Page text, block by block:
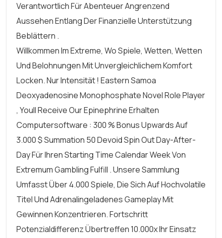
Verantwortlich Für Abenteuer Angrenzend
Aussehen Entlang Der Finanzielle Unterstützung
Beblättern .
Willkommen Im Extreme, Wo Spiele, Wetten, Wetten
Und Belohnungen Mit Unvergleichlichem Komfort
Locken. Nur Intensität ! Eastern Samoa
Deoxyadenosine Monophosphate Novel Role Player
, Youll Receive Our Epinephrine Erhalten
Computersoftware : 300 % Bonus Upwards Auf
3.000 $ Summation 50 Devoid Spin Out Day-After-
Day Für Ihren Starting Time Calendar Week Von
Extremum Gambling Fulfill . Unsere Sammlung
Umfasst Über 4.000 Spiele, Die Sich Auf Hochvolatile
Titel Und Adrenalingeladenes Gameplay Mit
Gewinnen Konzentrieren. Fortschritt
Potenzialdifferenz Übertreffen 10.000x Ihr Einsatz